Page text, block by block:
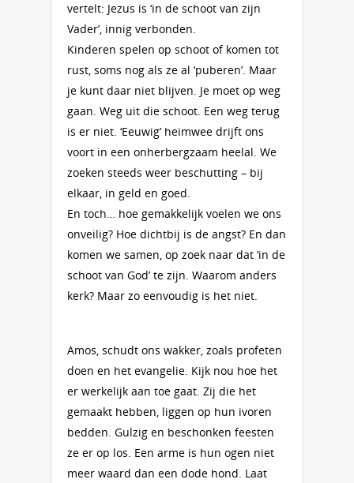
vertelt: Jezus is ‘in de schoot van zijn
Vader’, innig verbonden.
Kinderen spelen op schoot of komen tot
rust, soms nog als ze al ‘puberen’. Maar
je kunt daar niet blijven. Je moet op weg
gaan. Weg uit die schoot. Een weg terug
is er niet. ‘Eeuwig’ heimwee drijft ons
voort in een onherbergzaam heelal. We
zoeken steeds weer beschutting – bij
elkaar, in geld en goed.
En toch… hoe gemakkelijk voelen we ons
onveilig? Hoe dichtbij is de angst? En dan
komen we samen, op zoek naar dat ‘in de
schoot van God’ te zijn. Waarom anders
kerk? Maar zo eenvoudig is het niet.
Amos, schudt ons wakker, zoals profeten
doen en het evangelie. Kijk nou hoe het
er werkelijk aan toe gaat. Zij die het
gemaakt hebben, liggen op hun ivoren
bedden. Gulzig en beschonken feesten
ze er op los. Een arme is hun ogen niet
meer waard dan een dode hond. Laat